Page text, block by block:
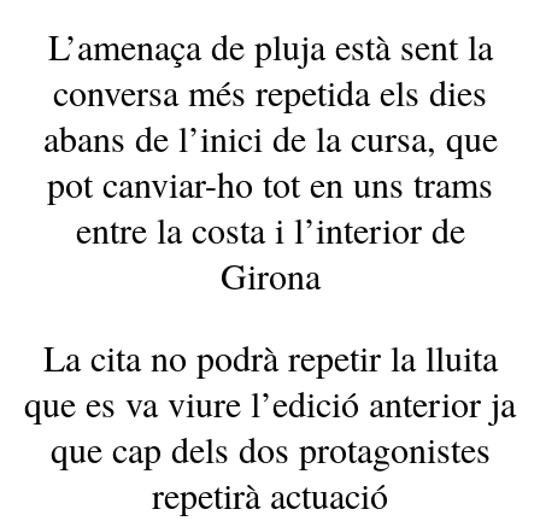
L’amenaça de pluja està sent la
conversa més repetida els dies
abans de l’inici de la cursa, que
pot canviar-ho tot en uns trams
entre la costa i l’interior de
Girona
La cita no podrà repetir la lluita
que es va viure l’edició anterior ja
que cap dels dos protagonistes
repetirà actuació